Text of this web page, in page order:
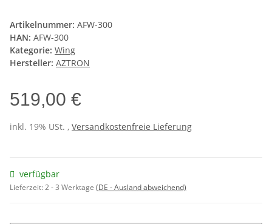
Artikelnummer: AFW-300
HAN: AFW-300
Kategorie: Wing
Hersteller: AZTRON
519,00 €
inkl. 19% USt. , Versandkostenfreie Lieferung
verfügbar
Lieferzeit:2 - 3 Werktage (DE - Ausland abweichend)